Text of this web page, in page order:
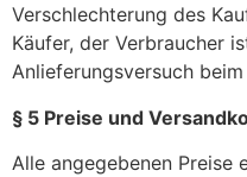
Verschlechterung des
Käufer, der Verbraucher
Anlieferungsversuch
§ 5 Preise und
Alle angegebenen Preise